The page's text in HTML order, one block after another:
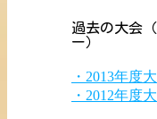
過去の大会
ー）
・2013年度
・2012年度